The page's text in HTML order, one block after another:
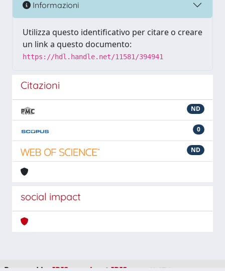
Informazioni
Utilizza questo identificativo per citare o creare
un link a questo documento:
https://hdl.handle.net/11581/394941
Citazioni
ND
0
ND
social impact